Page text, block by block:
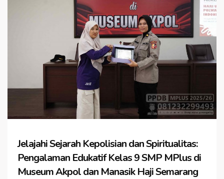
Jelajahi Sejarah Kepolisian dan Spiritualitas:
Pengalaman Edukatif Kelas 9 SMP MPlus di
Museum Akpol dan Manasik Haji Semarang